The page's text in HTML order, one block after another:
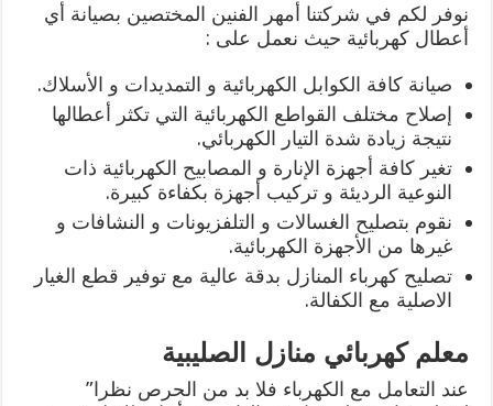
نوفر لكم في شركتنا أمهر الفنين المختصين بصيانة أي
أعطال كهربائية حيث نعمل على :
صيانة كافة الكوابل الكهربائية و التمديدات و الأسلاك.
إصلاح مختلف القواطع الكهربائية التي تكثر أعطالها
نتيجة زيادة شدة التيار الكهربائي.
تغير كافة أجهزة الإنارة و المصابيح الكهربائية ذات
النوعية الرديئة و تركيب أجهزة بكفاءة كبيرة.
نقوم بتصليح الغسالات و التلفزيونات و النشافات و
غيرها من الأجهزة الكهربائية.
تصليح كهرباء المنازل بدقة عالية مع توفير قطع الغيار
الاصلية مع الكفالة.
معلم كهربائي منازل الصليبية
عند التعامل مع الكهرباء فلا بد من الحرص نظرا”